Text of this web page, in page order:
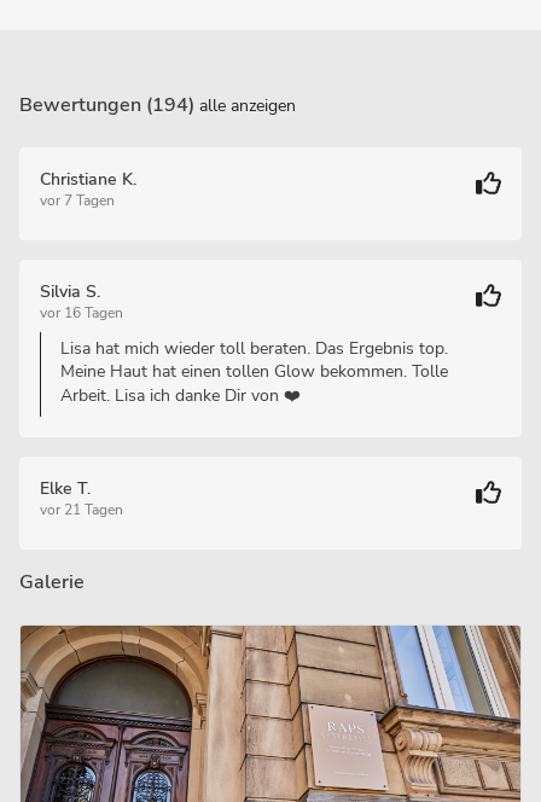
Bewertungen (194) alle anzeigen
Christiane K.
vor 7 Tagen
Silvia S.
vor 16 Tagen
Lisa hat mich wieder toll beraten. Das Ergebnis top.
Meine Haut hat einen tollen Glow bekommen. Tolle
Arbeit. Lisa ich danke Dir von ❤️
Elke T.
vor 21 Tagen
Galerie